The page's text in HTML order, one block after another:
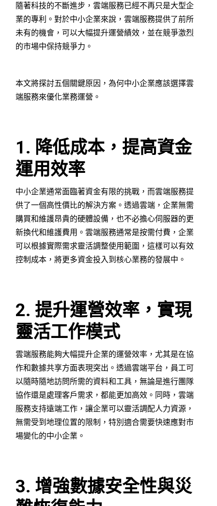
隨著科技的不斷進步，雲端服務已經不再只是大型企
業的專利。對於中小企業來說，雲端服務提供了前所
未有的機會，可以大幅提升運營績效，並在競爭激烈
的市場中保持競爭力。
本文將探討五個關鍵原因，為何中小企業應該選擇雲
端服務來優化業務運營。
1. 降低成本，提高資金
運用效率
中小企業通常面臨著資金有限的挑戰，而雲端服務提
供了一個高性價比的解決方案。透過雲端，企業無需
購買和維護昂貴的硬體設備，也不必擔心伺服器的更
新換代和維護費用。雲端服務通常是按需付費，企業
可以根據實際需求靈活調整使用範圍，這樣可以有效
控制成本，將更多資金投入到核心業務的發展中。
2. 提升運營效率，實現
靈活工作模式
雲端服務能夠大幅提升企業的運營效率，尤其是在協
作和數據共享方面表現突出。透過雲端平台，員工可
以隨時隨地訪問所需的資料和工具，無論是進行團隊
協作還是處理客戶需求，都能更加高效。同時，雲端
服務支持遠端工作，讓企業可以靈活調配人力資源，
無需受到地理位置的限制，特別適合需要快速應對市
場變化的中小企業。
3. 增強數據安全性與災